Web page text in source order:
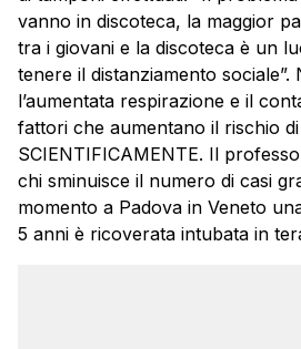
vanno in discoteca, la maggior
tra i giovani e la discoteca è un
tenere il distanziamento sociale”.
l’aumentata respirazione e il
fattori che aumentano il rischio
SCIENTIFICAMENTE. Il
chi sminuisce il numero di casi
momento a Padova in Veneto
5 anni è ricoverata intubata in